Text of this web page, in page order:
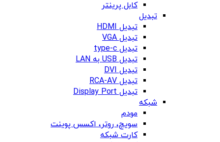
کابل پرینتر
تبدیل
تبدیل HDMI
تبدیل VGA
تبدیل type-c
تبدیل USB به LAN
تبدیل DVI
تبدیل RCA-AV
تبدیل Display Port
شبکه
مودم
سویچ، روتر، اکسس پوینت
کارت شبکه